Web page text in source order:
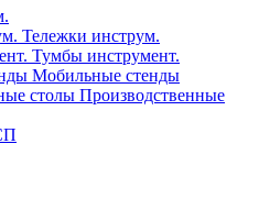
Тележки инструм.
Тумбы инструмент.
Мобильные стенды
Производственные